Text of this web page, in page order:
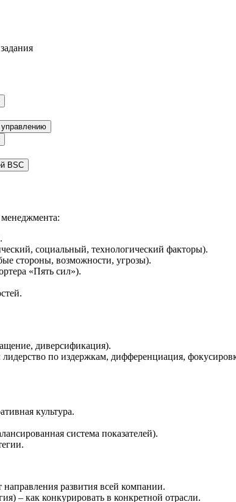
BSC
социальный, технологический факторы).
стороны, возможности, угрозы).
«Пять сил»).
диверсификация).
по издержкам, дифференциация,
культура.
система показателей).
развития всей компании.
– как конкурировать в конкретной отрасли.